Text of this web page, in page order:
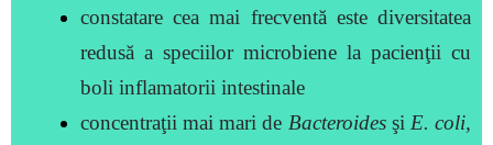
constatare cea mai frecventă este diversitatea
redusă a speciilor microbiene la pacienţii cu
boli inflamatorii intestinale
concentraţii mai mari de Bacteroides şi E. coli,